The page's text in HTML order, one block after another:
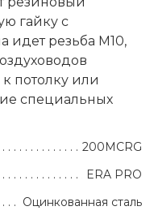
гайку с
идет резьба М10,
потолку или
специальных
200MCRG
ERA PRO
Оцинкованная сталь